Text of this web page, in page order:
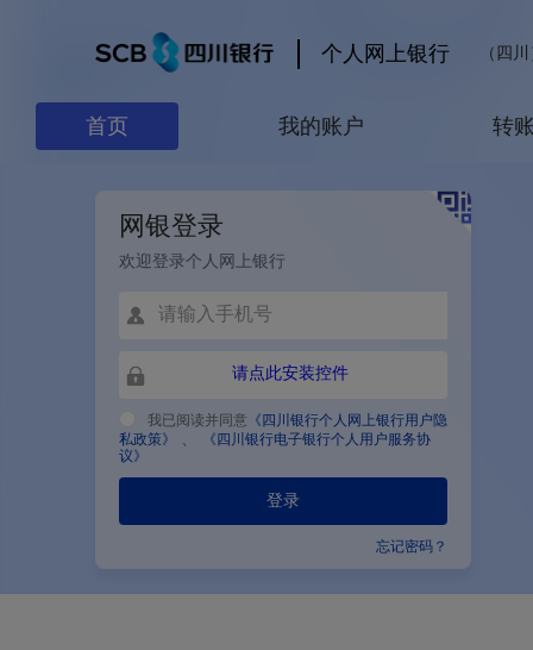
个人网上银行 （四
首页 我的账户 转
网银登录
欢迎登录个人网上银行
请点此安装控件
我已阅读并同意 《四川银行个人网上银行用户隐
私政策》
、
《四川银行电子银行个人用户服务协
议》
登录
忘记密码？